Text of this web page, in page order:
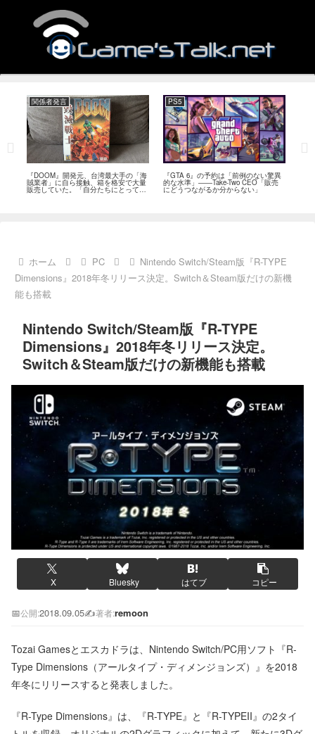
関係者発言
『DOOM』開発元、台湾最大手の「海
賊業者」に自ら接触、箱を格安で大量
販売していた。「自分たちにとっては
流通だった」
PS5
『GTA 6』の予約は「前例のない驚異
的な水準」――Take-Two CEO「販売
にどうつながるか分からない」
ホーム PC
Nintendo Switch/Steam版『R-TYPE
Dimensions』2018年冬リリース決定。Switch＆Steam版だけの新機
能も搭載
Nintendo Switch/Steam版『R-TYPE
Dimensions』2018年冬リリース決定。
Switch＆Steam版だけの新機能も搭載
X Bluesky はてブ コピー
📅公開:2018.09.05✍️著者:remoon
Tozai Gamesとエスカドラは、Nintendo Switch/PC用ソフト『R-
Type Dimensions（アールタイプ・ディメンジョンズ）』を2018
年冬にリリースすると発表しました。
『R-Type Dimensions』は、『R-TYPE』と『R-TYPEII』の2タイ